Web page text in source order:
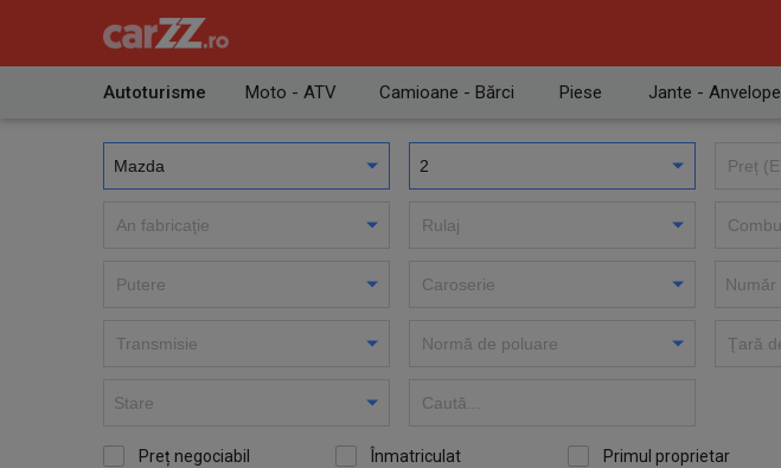
Autoturisme Moto - ATV Camioane - Bărci Piese Jante - Anvelope
Preț negociabil Înmatriculat Primul proprietar